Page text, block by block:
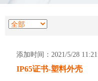
添加时间：2021/5/28
IP65证书-塑料外壳